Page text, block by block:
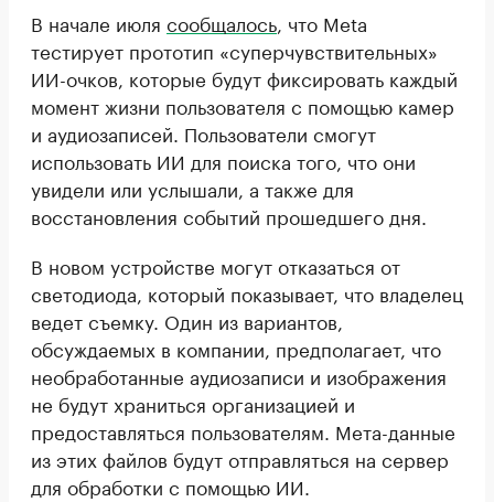
В начале июля сообщалось , что Meta
тестирует прототип «суперчувствительных»
ИИ-очков, которые будут фиксировать каждый
момент жизни пользователя с помощью камер
и аудиозаписей. Пользователи смогут
использовать ИИ для поиска того, что они
увидели или услышали, а также для
восстановления событий прошедшего дня.
В новом устройстве могут отказаться от
светодиода, который показывает, что владелец
ведет съемку. Один из вариантов,
обсуждаемых в компании, предполагает, что
необработанные аудиозаписи и изображения
не будут храниться организацией и
предоставляться пользователям. Мета-данные
из этих файлов будут отправляться на сервер
для обработки с помощью ИИ.